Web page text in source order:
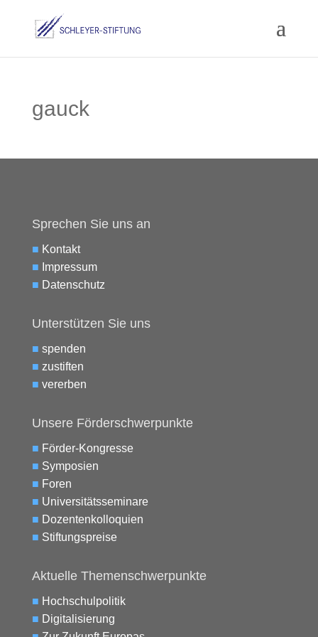
gauck
Sprechen Sie uns an
■ Kontakt
■ Impressum
■ Datenschutz
Unterstützen Sie uns
■ spenden
■ zustiften
■ vererben
Unsere Förderschwerpunkte
■ Förder-Kongresse
■ Symposien
■ Foren
■ Universitätsseminare
■ Dozentenkolloquien
■ Stiftungspreise
Aktuelle Themenschwerpunkte
■ Hochschulpolitik
■ Digitalisierung